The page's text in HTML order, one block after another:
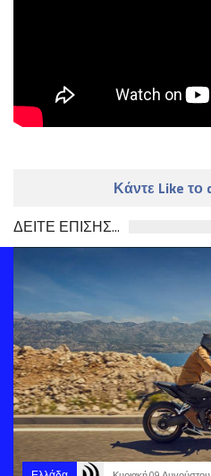
Κάντε Like το
ΔΕΙΤΕ ΕΠΙΣΗΣ...